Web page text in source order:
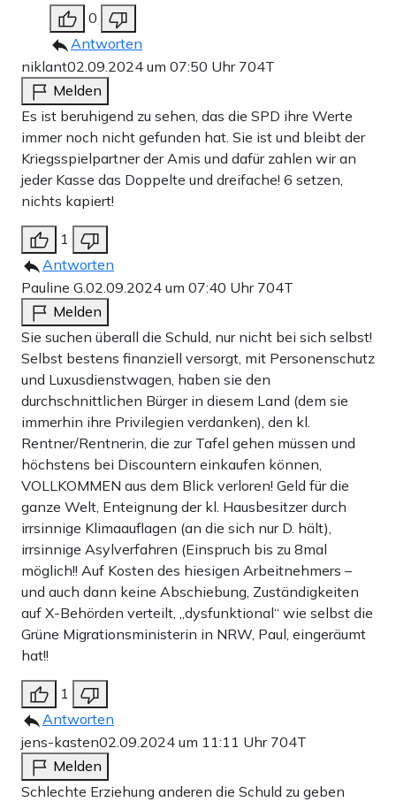
0
Antworten
niklant02.09.2024 um 07:50 Uhr 704T
Melden
Es ist beruhigend zu sehen, das die SPD ihre Werte
immer noch nicht gefunden hat. Sie ist und bleibt der
Kriegsspielpartner der Amis und dafür zahlen wir an
jeder Kasse das Doppelte und dreifache! 6 setzen,
nichts kapiert!
1
Antworten
Pauline G.02.09.2024 um 07:40 Uhr 704T
Melden
Sie suchen überall die Schuld, nur nicht bei sich selbst!
Selbst bestens finanziell versorgt, mit Personenschutz
und Luxusdienstwagen, haben sie den
durchschnittlichen Bürger in diesem Land (dem sie
immerhin ihre Privilegien verdanken), den kl.
Rentner/Rentnerin, die zur Tafel gehen müssen und
höchstens bei Discountern einkaufen können,
VOLLKOMMEN aus dem Blick verloren! Geld für die
ganze Welt, Enteignung der kl. Hausbesitzer durch
irrsinnige Klimaauflagen (an die sich nur D. hält),
irrsinnige Asylverfahren (Einspruch bis zu 8mal
möglich!! Auf Kosten des hiesigen Arbeitnehmers –
und auch dann keine Abschiebung, Zuständigkeiten
auf X-Behörden verteilt, „dysfunktional“ wie selbst die
Grüne Migrationsministerin in NRW, Paul, eingeräumt
hat!!
1
Antworten
jens-kasten02.09.2024 um 11:11 Uhr 704T
Melden
Schlechte Erziehung anderen die Schuld zu geben